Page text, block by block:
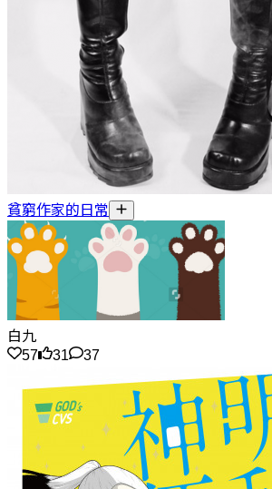
貧窮作家的日常
白九
57
31 37